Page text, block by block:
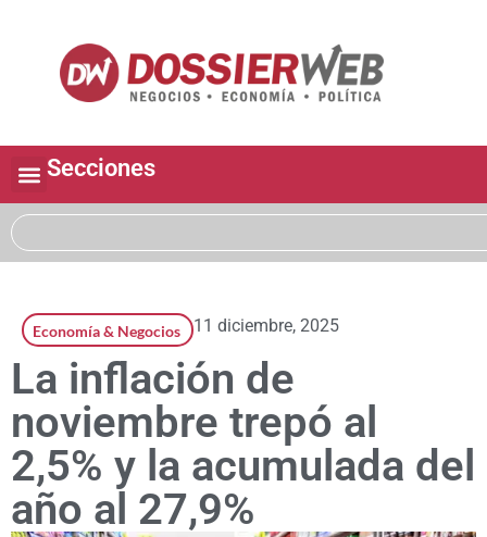
Secciones
Economía & Negocios 11 diciembre, 2025
La inflación de
noviembre trepó al
2,5% y la acumulada del
año al 27,9%